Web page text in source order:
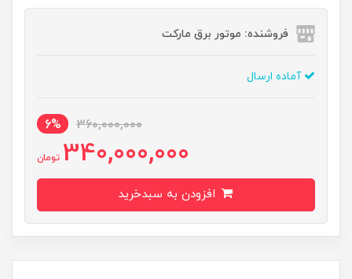
فروشنده: موتور برق مارکت
آماده ارسال
360,000,000
6%
340,000,000 تومان